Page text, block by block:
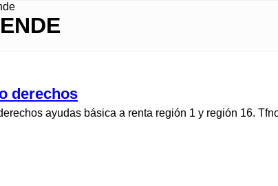
derechos
ayudas básica a renta región 1 y región 16.